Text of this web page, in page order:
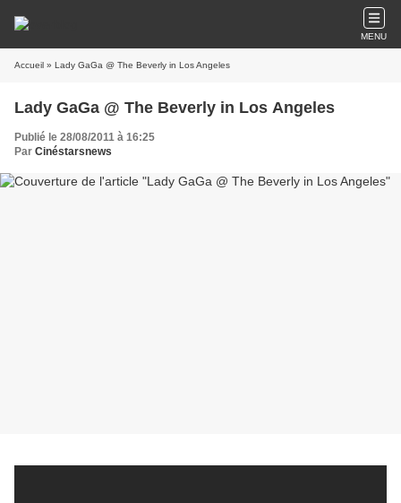
MENU
Accueil » Lady GaGa @ The Beverly in Los Angeles
Lady GaGa @ The Beverly in Los Angeles
Publié le 28/08/2011 à 16:25
Par Cinéstarsnews